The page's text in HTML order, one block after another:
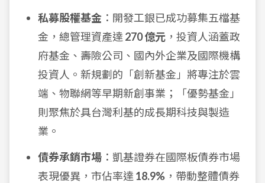
私募股權基金 ：開發工銀已成功募集五檔基
金，總管理資產達 270 億元 ，投資人涵蓋政
府基金、壽險公司、國內外企業及國際機構
投資人。新規劃的「創新基金」將專注於雲
端、物聯網等早期新創事業；「優勢基金」
則聚焦於具台灣利基的成長期科技與製造
業。
債券承銷市場 ：凱基證券在國際板債券市場
表現優異，市佔率達 18.9% ，帶動整體債券